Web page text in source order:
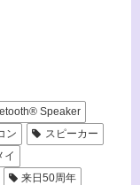
Speaker
ン
スピーカー
イ
来日50周年